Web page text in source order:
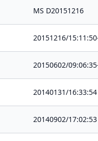
MS D20151216
20151216/
20150602/
20140131/
20140902/